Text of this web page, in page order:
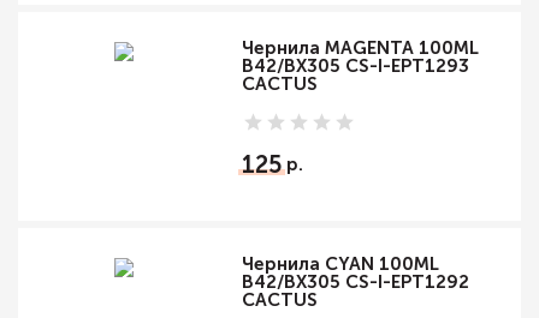
Чернила MAGENTA 100ML
B42/BX305 CS-I-EPT1293
CACTUS
125
Чернила CYAN 100ML
B42/BX305 CS-I-EPT1292
CACTUS